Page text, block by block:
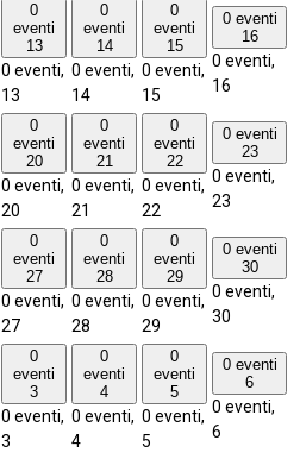
0
eventi
13
0 eventi,
13
0
eventi
14
0 eventi,
14
0
eventi
15
0 eventi,
15
0 eventi
16
0 eventi,
16
0
eventi
20
0 eventi,
20
0
eventi
21
0 eventi,
21
0
eventi
22
0 eventi,
22
0 eventi
23
0 eventi,
23
0
eventi
27
0 eventi,
27
0
eventi
28
0 eventi,
28
0
eventi
29
0 eventi,
29
0 eventi
30
0 eventi,
30
0
eventi
3
0 eventi,
3
0
eventi
4
0 eventi,
4
0
eventi
5
0 eventi,
5
0 eventi
6
0 eventi,
6